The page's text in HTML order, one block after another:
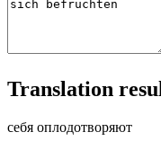
Translation
себя оплодотворяют